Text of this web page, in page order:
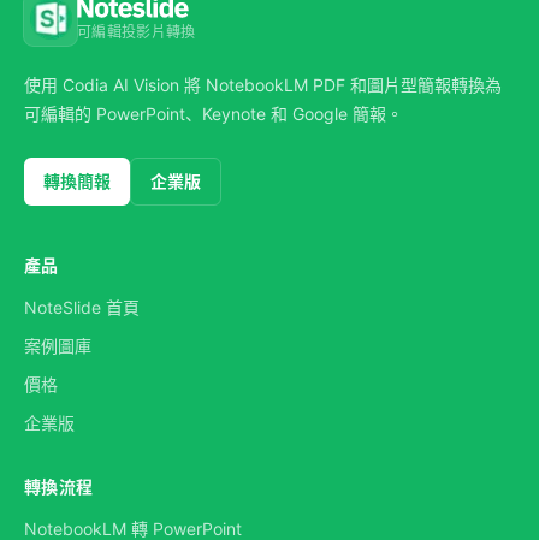
可編輯投影片轉換
使用 Codia AI Vision 將 NotebookLM PDF 和圖片型簡報轉換為
可編輯的 PowerPoint、Keynote 和 Google 簡報。
轉換簡報 企業版
產品
NoteSlide 首頁
案例圖庫
價格
企業版
轉換流程
NotebookLM 轉 PowerPoint